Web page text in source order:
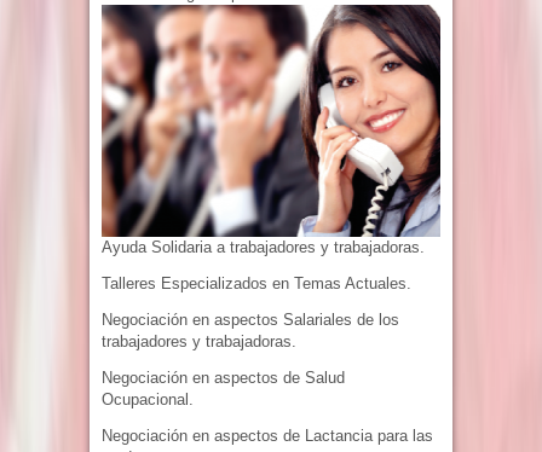
Ayuda Solidaria a trabajadores y trabajadoras.
Talleres Especializados en Temas Actuales.
Negociación en aspectos Salariales de los
trabajadores y trabajadoras.
Negociación en aspectos de Salud
Ocupacional.
Negociación en aspectos de Lactancia para las